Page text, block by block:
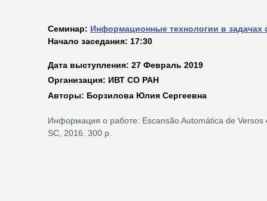
Семинар: Информационные технологии в
Начало заседания: 17:30
Дата выступления: 27 Февраль 2019
Организация: ИВТ СО РАН
Авторы: Борзилова Юлия Сергеевна
Информация о работе: Escansão Automática de
SC, 2016. 300 p.